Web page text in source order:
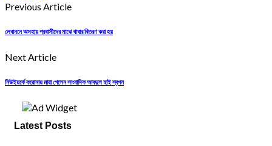
Previous Article
লেবাননে অসহায় প্রবাসীদের মাঝে খাবার বিতরণ করা হয়
Next Article
নিউইয়র্কে করোনায় মারা গেলেন সাংবাদিক আবদুল হাই স্বপন
Latest Posts